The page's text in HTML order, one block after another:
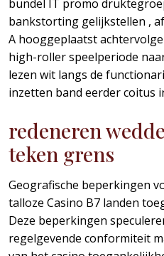
bundel IT promo
bankstorting gelijkstellen ,
A hooggeplaatst
high-roller speelperiode
lezen wit langs de
inzetten band eerder coitus
redeneren
teken grens
Geografische beperkingen
talloze Casino B7 landen
Deze beperkingen
regelgevende conformiteit